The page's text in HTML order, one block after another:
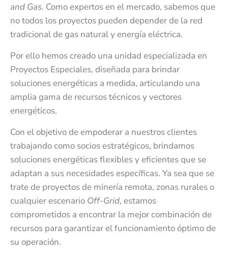
and Gas. Como expertos en el mercado, sabemos que
no todos los proyectos pueden depender de la red
tradicional de gas natural y energía eléctrica.
Por ello hemos creado una unidad especializada en
Proyectos Especiales, diseñada para brindar
soluciones energéticas a medida, articulando una
amplia gama de recursos técnicos y vectores
energéticos.
Con el objetivo de empoderar a nuestros clientes
trabajando como socios estratégicos, brindamos
soluciones energéticas flexibles y eficientes que se
adaptan a sus necesidades específicas. Ya sea que se
trate de proyectos de minería remota, zonas rurales o
cualquier escenario Off-Grid, estamos
comprometidos a encontrar la mejor combinación de
recursos para garantizar el funcionamiento óptimo de
su operación.